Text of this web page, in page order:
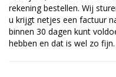
rekening bestellen. Wij
u krijgt netjes een factuur
binnen 30 dagen kunt
hebben en dat is wel zo fijn.